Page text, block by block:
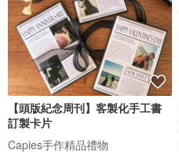
【頭版紀念周刊】客製化手工書
訂製卡片
Capies手作精品禮物